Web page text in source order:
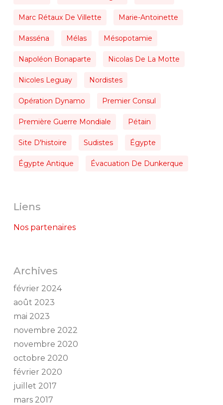
Marc Rétaux De Villette Marie-Antoinette
Masséna Mélas Mésopotamie
Napoléon Bonaparte Nicolas De La Motte
Nicoles Leguay Nordistes
Opération Dynamo Premier Consul
Première Guerre Mondiale Pétain
Site D'histoire Sudistes Égypte
Égypte Antique Évacuation De Dunkerque
Liens
Nos partenaires
Archives
février 2024
août 2023
mai 2023
novembre 2022
novembre 2020
octobre 2020
février 2020
juillet 2017
mars 2017